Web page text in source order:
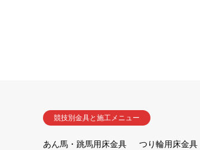
競技別金具と施工メニュー
あん馬・跳馬用床金具 つり輪用床金具